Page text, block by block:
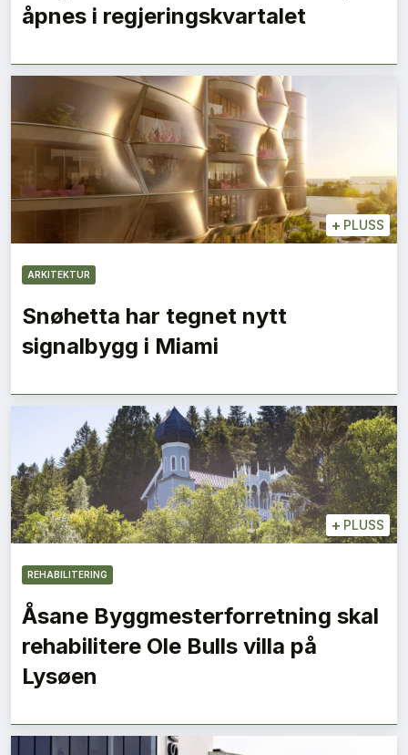
åpnes i regjeringskvartalet
+ PLUSS
ARKITEKTUR
Snøhetta har tegnet nytt
signalbygg i Miami
+ PLUSS
REHABILITERING
Åsane Byggmesterforretning skal
rehabilitere Ole Bulls villa på
Lysøen